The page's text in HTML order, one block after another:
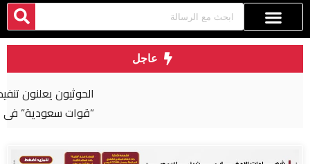
عاجل
الحوثيون يعلنون تنفيذ عملية عسكرية واسعة ضد